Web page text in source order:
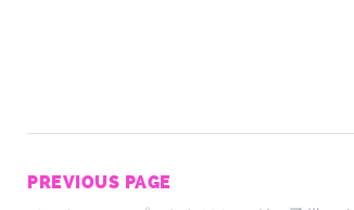
PREVIOUS PAGE